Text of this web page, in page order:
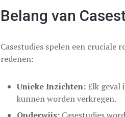
Belang van
Casestudies spelen een cruciale
redenen:
Unieke Inzichten:Elk geval
kunnen worden verkregen.